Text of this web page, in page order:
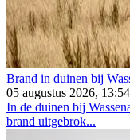
Brand in duinen bij
05 augustus 2026, 13:54
In de duinen bij
brand uitgebrok...